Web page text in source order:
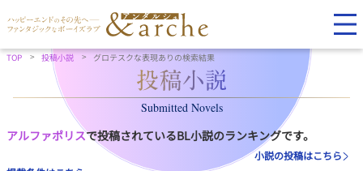
TOP 投稿小説 グロテスクな表現ありの検索結果
Submitted Novels
アルファポリスで投稿されているBL小説のランキングです。
小説の投稿はこちら